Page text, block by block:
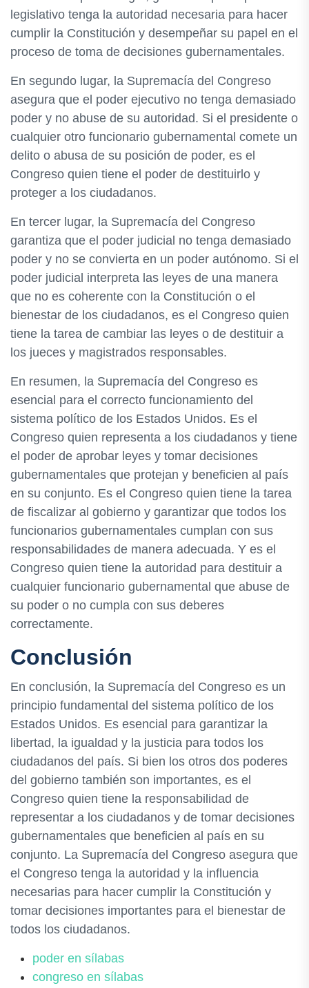
legislativo tenga la autoridad necesaria para hacer
cumplir la Constitución y desempeñar su papel en el
proceso de toma de decisiones gubernamentales.
En segundo lugar, la Supremacía del Congreso
asegura que el poder ejecutivo no tenga demasiado
poder y no abuse de su autoridad. Si el presidente o
cualquier otro funcionario gubernamental comete un
delito o abusa de su posición de poder, es el
Congreso quien tiene el poder de destituirlo y
proteger a los ciudadanos.
En tercer lugar, la Supremacía del Congreso
garantiza que el poder judicial no tenga demasiado
poder y no se convierta en un poder autónomo. Si el
poder judicial interpreta las leyes de una manera
que no es coherente con la Constitución o el
bienestar de los ciudadanos, es el Congreso quien
tiene la tarea de cambiar las leyes o de destituir a
los jueces y magistrados responsables.
En resumen, la Supremacía del Congreso es
esencial para el correcto funcionamiento del
sistema político de los Estados Unidos. Es el
Congreso quien representa a los ciudadanos y tiene
el poder de aprobar leyes y tomar decisiones
gubernamentales que protejan y beneficien al país
en su conjunto. Es el Congreso quien tiene la tarea
de fiscalizar al gobierno y garantizar que todos los
funcionarios gubernamentales cumplan con sus
responsabilidades de manera adecuada. Y es el
Congreso quien tiene la autoridad para destituir a
cualquier funcionario gubernamental que abuse de
su poder o no cumpla con sus deberes
correctamente.
Conclusión
En conclusión, la Supremacía del Congreso es un
principio fundamental del sistema político de los
Estados Unidos. Es esencial para garantizar la
libertad, la igualdad y la justicia para todos los
ciudadanos del país. Si bien los otros dos poderes
del gobierno también son importantes, es el
Congreso quien tiene la responsabilidad de
representar a los ciudadanos y de tomar decisiones
gubernamentales que beneficien al país en su
conjunto. La Supremacía del Congreso asegura que
el Congreso tenga la autoridad y la influencia
necesarias para hacer cumplir la Constitución y
tomar decisiones importantes para el bienestar de
todos los ciudadanos.
poder en sílabas
congreso en sílabas